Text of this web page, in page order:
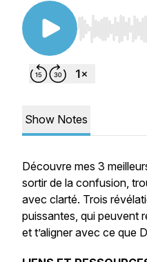
Use Left/
Show Notes
Découvre mes 3
sortir de la confusion,
avec clarté. Trois
puissantes, qui peuvent
et t’aligner avec ce que